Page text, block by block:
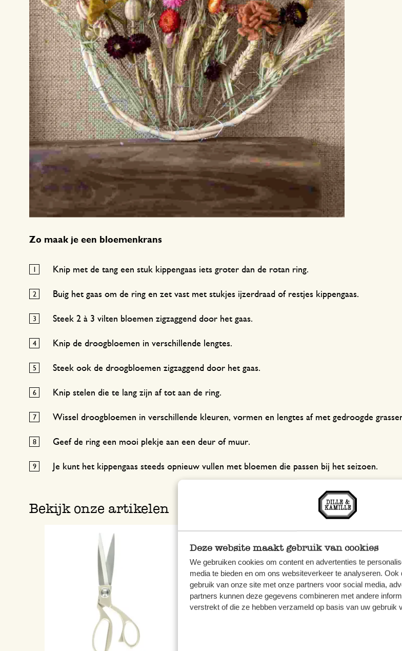
Deze website maakt gebruik van cookies
We gebruiken cookies om content en advertenties te
media te bieden en om ons websiteverkeer te analyseren.
gebruik van onze site met onze partners voor social media,
partners kunnen deze gegevens combineren met andere
verstrekt of die ze hebben verzameld op basis van uw gebruik
Zo maak je een bloemenkrans
Knip met de tang een stuk kippengaas iets groter dan de rotan ring.
Buig het gaas om de ring en zet vast met stukjes ijzerdraad of restjes kippengaas.
Steek 2 à 3 vilten bloemen zigzaggend door het gaas.
Knip de droogbloemen in verschillende lengtes.
Steek ook de droogbloemen zigzaggend door het gaas.
Knip stelen die te lang zijn af tot aan de ring.
Wissel droogbloemen in verschillende kleuren, vormen en lengtes af met gedroogde
Geef de ring een mooi plekje aan een deur of muur.
Je kunt het kippengaas steeds opnieuw vullen met bloemen die passen bij het seizoen.
Bekijk onze artikelen